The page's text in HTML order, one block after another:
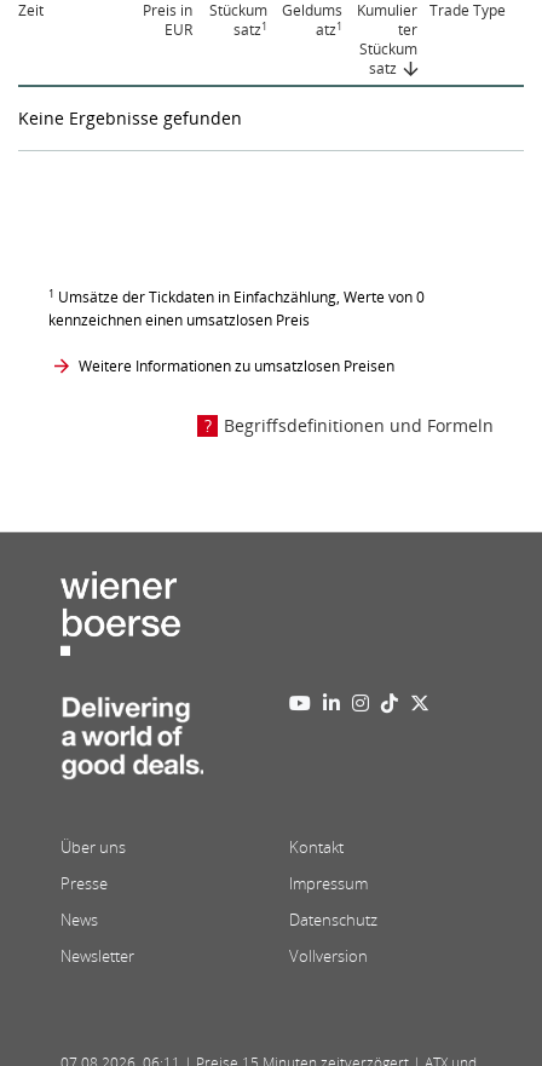
Zeit
Preis in
EUR
Stückum
satz1
Geldums
atz1
Kumulier
ter
Stückum
satz
Trade Type
Keine Ergebnisse gefunden
1 Umsätze der Tickdaten in Einfachzählung, Werte von 0
kennzeichnen einen umsatzlosen Preis
Weitere Informationen zu umsatzlosen Preisen
Begriffsdefinitionen und Formeln
Über uns
Presse
News
Newsletter
Kontakt
Impressum
Datenschutz
Vollversion